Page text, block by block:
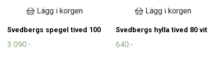
Lägg i korgen
Svedbergs spegel tived 100
3 090:-
Lägg i korgen
Svedbergs hylla tived 80 vit
640:-